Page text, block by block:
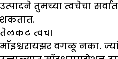
उत्पादने तुमच्या त्वचेचा
शकतात.
तेलकट त्वचा
मॉइश्चरायझर वगळू नका.